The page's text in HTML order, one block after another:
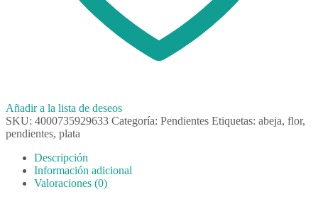
Añadir a la lista de deseos
SKU: 4000735929633 Categoría: Pendientes Etiquetas: abeja, flor,
pendientes, plata
Descripción
Información adicional
Valoraciones (0)